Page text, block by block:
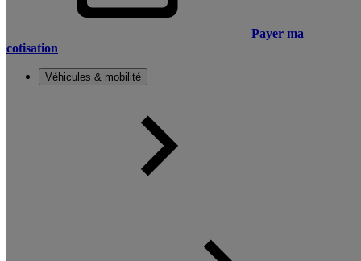
Payer ma
cotisation
Véhicules & mobilité